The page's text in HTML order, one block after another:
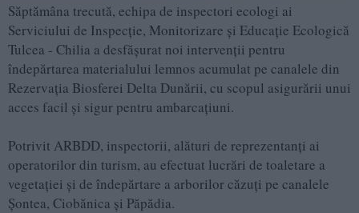
Săptămâna trecută, echipa de inspectori ecologi ai
Serviciului de Inspecție, Monitorizare și Educație Ecologică
Tulcea - Chilia a desfășurat noi intervenții pentru
îndepărtarea materialului lemnos acumulat pe canalele din
Rezervația Biosferei Delta Dunării, cu scopul asigurării unui
acces facil și sigur pentru ambarcațiuni.
Potrivit ARBDD, inspectorii, alături de reprezentanți ai
operatorilor din turism, au efectuat lucrări de toaletare a
vegetației și de îndepărtare a arborilor căzuți pe canalele
Șontea, Ciobănica și Păpădia.